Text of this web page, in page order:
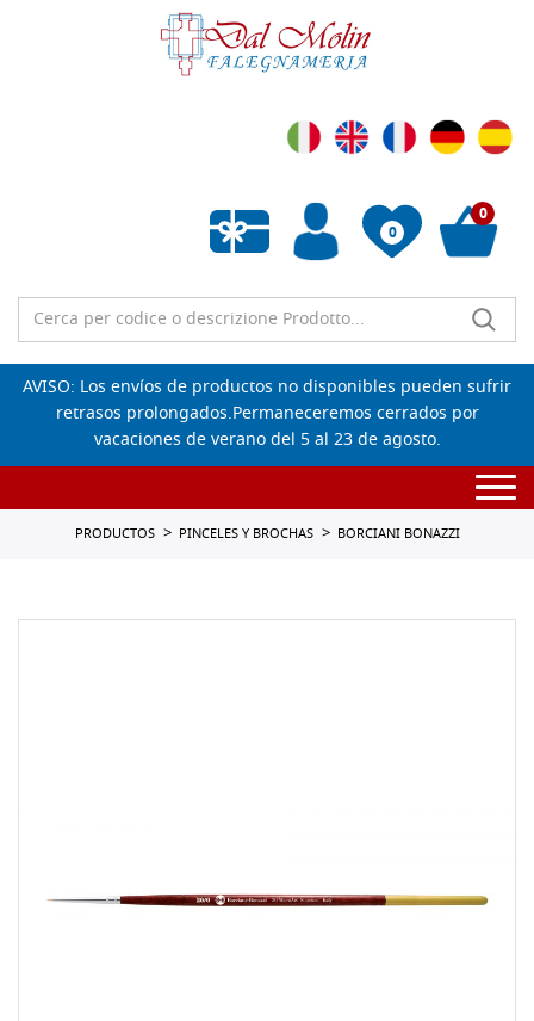
0
Lista de deseos vacía
0
AVISO: Los envíos de productos no disponibles pueden sufrir
retrasos prolongados.Permaneceremos cerrados por
vacaciones de verano del 5 al 23 de agosto.
PRODUCTOS PINCELES Y BROCHAS BORCIANI BONAZZI